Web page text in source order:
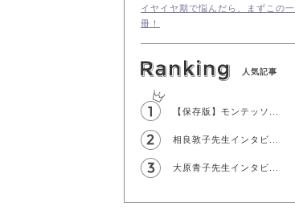
イヤイヤ期で悩んだら、まずこの一
冊！
人気記事
【保存版】モンテッソ...
相良敦子先生インタビ...
大原青子先生インタビ...